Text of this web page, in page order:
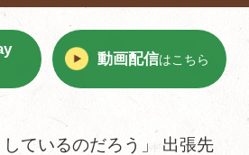
動画配信はこちら
しているのだろう」 出張先